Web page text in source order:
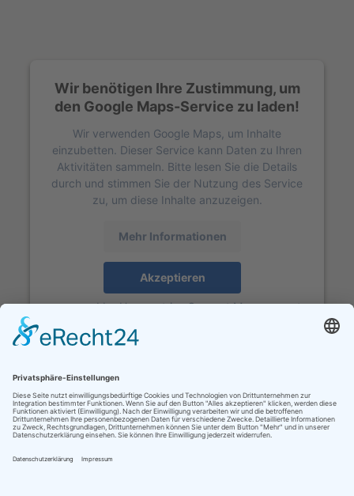
Wir benötigen Ihre Zustimmung, um
den Google Maps-Service zu laden!
Wir verwenden Google Maps, um Inhalte
einzubetten. Dieser Service kann Daten zu Ihren
Aktivitäten sammeln. Bitte lesen Sie die Details
durch und stimmen Sie der Nutzung des Service
zu, um diese Inhalte anzuzeigen.
Mehr Informationen
Akzeptieren
powered byUsercentrics Consent Management
ADRESSE
Pumphusen 4-6 | 26409 Carolinensiel
04464 948825